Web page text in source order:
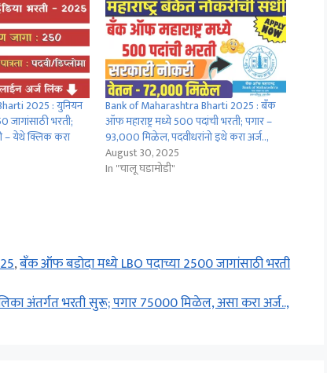
2025 : युनियन
भरती;
– येथे क्लिक करा
Bank of Maharashtra Bharti 2025 : बँक
ऑफ महाराष्ट्र मध्ये 500 पदांची भरती; पगार –
93,000 मिळेल, पदवीधरांनो इथे करा अर्ज..,
August 30, 2025
In "चालू घडामोडी"
,बँक ऑफ बडोदा मध्ये LBO पदाच्या 2500 जागांसाठी भरती
अंतर्गत भरती सुरू; पगार 75000 मिळेल, असा करा अर्ज..,